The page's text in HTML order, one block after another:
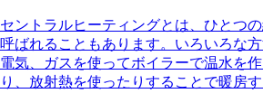
セントラルヒーティングとは 、ひとつ
呼ばれることもあります。いろいろな
電気、ガスを使ってボイラーで温水を
り、放射熱を使ったりすることで暖房